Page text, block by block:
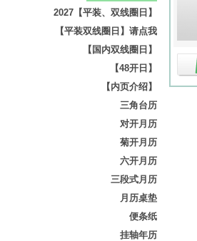
2027【平装、双线圈日】
【平装双线圈日】请点我
【国内双线圈日】
【48开日】
【内页介绍】
三角台历
对开月历
菊开月历
六开月历
三段式月历
月历桌垫
便条纸
挂轴年历